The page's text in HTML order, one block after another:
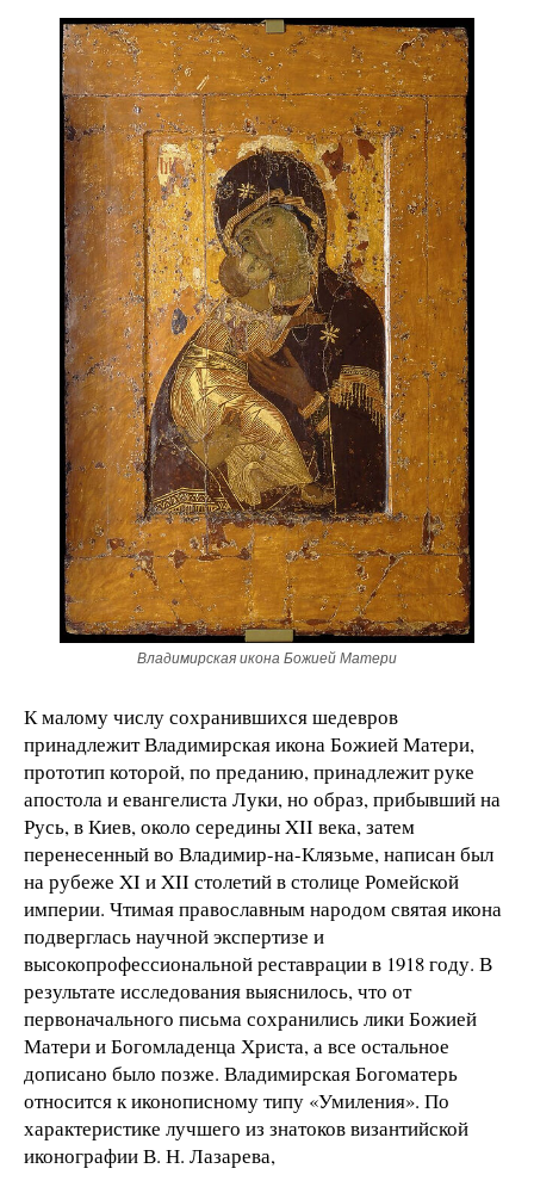
Владимирская икона Божией Матери
К малому числу сохранившихся шедевров
принадлежит Владимирская икона Божией Матери,
прототип которой, по преданию, принадлежит руке
апостола и евангелиста Луки, но образ, прибывший на
Русь, в Киев, около середины XII века, затем
перенесенный во Владимир-на-Клязьме, написан был
на рубеже XI и XII столетий в столице Ромейской
империи. Чтимая православным народом святая икона
подверглась научной экспертизе и
высокопрофессиональной реставрации в 1918 году. В
результате исследования выяснилось, что от
первоначального письма сохранились лики Божией
Матери и Богомладенца Христа, а все остальное
дописано было позже. Владимирская Богоматерь
относится к иконописному типу «Умиления». По
характеристике лучшего из знатоков византийской
иконографии В. Н. Лазарева,